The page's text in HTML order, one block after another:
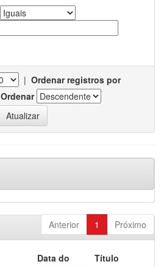
| Ordenar registros por
Ordenar
Anterior 1 Próximo
Data do
Título